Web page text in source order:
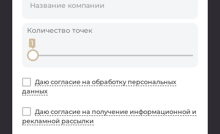
Количество точек
1
Даю согласие на обработку персональных
данных
Даю согласие на получение информационной и
рекламной рассылки